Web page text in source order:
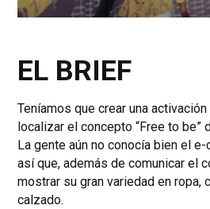
EL BRIEF
Teníamos que crear una
localizar el concepto “Free to be”
La gente aún no conocía bien el
así que, además de comunicar el
mostrar su gran variedad en ropa,
calzado.